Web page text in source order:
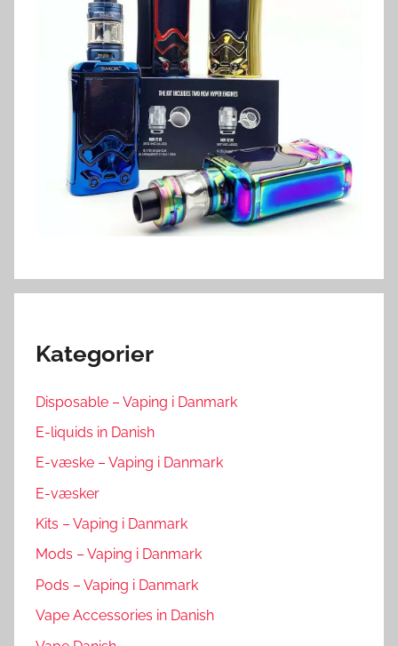
Kategorier
Disposable – Vaping i Danmark
E-liquids in Danish
E-væske – Vaping i Danmark
E-væsker
Kits – Vaping i Danmark
Mods – Vaping i Danmark
Pods – Vaping i Danmark
Vape Accessories in Danish